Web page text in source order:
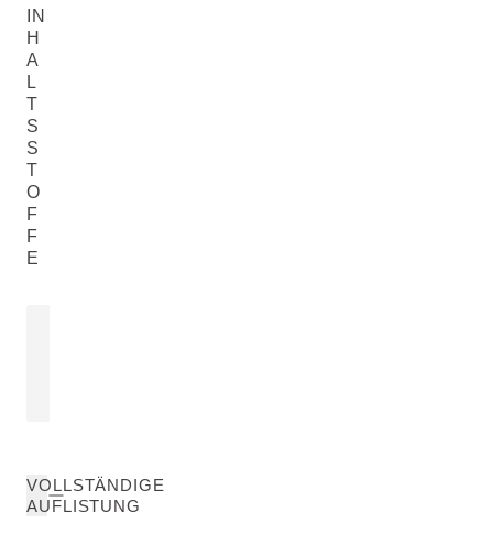
IN
H
A
L
T
S
S
T
O
F
F
E
VOLLSTÄNDIGE
AUFLISTUNG